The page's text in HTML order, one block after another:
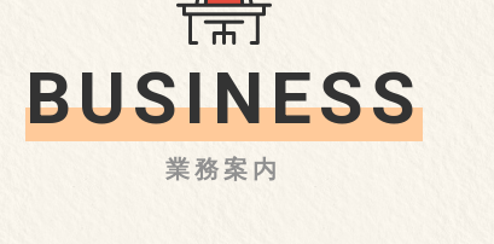
BUSINESS
業務案内